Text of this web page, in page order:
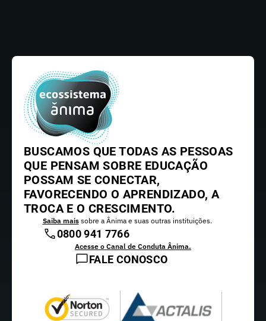
BUSCAMOS QUE TODAS AS PESSOAS
QUE PENSAM SOBRE EDUCAÇÃO
POSSAM SE CONECTAR,
FAVORECENDO O APRENDIZADO, A
TROCA E O CRESCIMENTO.
Saiba maissobre a Ânima e suas outras instituições.
0800 941 7766
Acesse o Canal de Conduta Ânima.
FALE CONOSCO